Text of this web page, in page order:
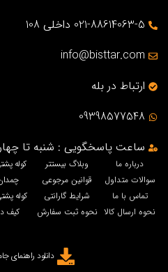
021-88614063-5 داخلی 108
info@bisttar.com
ارتباط در بله
09398577548
ساعت پاسخگویی : شنبه تا چهارشنبه 8:30
درباره ما
سوالات متداول
تماس با ما
نحوه ارسال کالا
وبلاگ بیستتر
قوانین مرجوعی
شرایط گارانتی
نحوه ثبت سفارش
کوله
کوله
کیف
دانلود راهنمای